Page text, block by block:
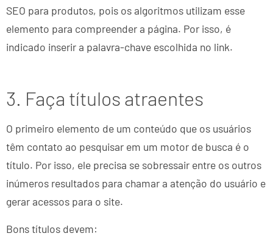
SEO para produtos, pois os algoritmos utilizam esse
elemento para compreender a página. Por isso, é
indicado inserir a palavra-chave escolhida no link.
3. Faça títulos atraentes
O primeiro elemento de um conteúdo que os usuários
têm contato ao pesquisar em um motor de busca é o
título. Por isso, ele precisa se sobressair entre os outros
inúmeros resultados para chamar a atenção do usuário e
gerar acessos para o site.
Bons títulos devem: